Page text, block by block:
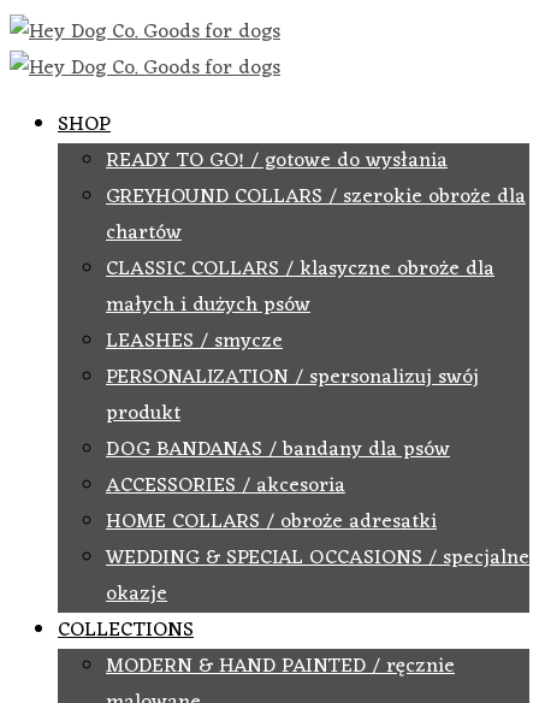
SHOP
READY TO GO! / gotowe do wysłania
GREYHOUND COLLARS / szerokie obroże dla
chartów
CLASSIC COLLARS / klasyczne obroże dla
małych i dużych psów
LEASHES / smycze
PERSONALIZATION / spersonalizuj swój
produkt
DOG BANDANAS / bandany dla psów
ACCESSORIES / akcesoria
HOME COLLARS / obroże adresatki
WEDDING & SPECIAL OCCASIONS / specjalne
okazje
COLLECTIONS
MODERN & HAND PAINTED / ręcznie